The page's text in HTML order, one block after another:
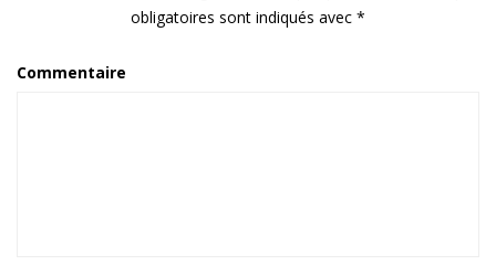
obligatoires sont indiqués avec *
Commentaire